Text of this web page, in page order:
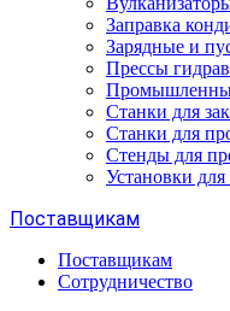
Заправка
Зарядные и
Прессы
Станки для
Станки для
Стенды для
Установки для
Поставщикам
Поставщикам
Сотрудничество